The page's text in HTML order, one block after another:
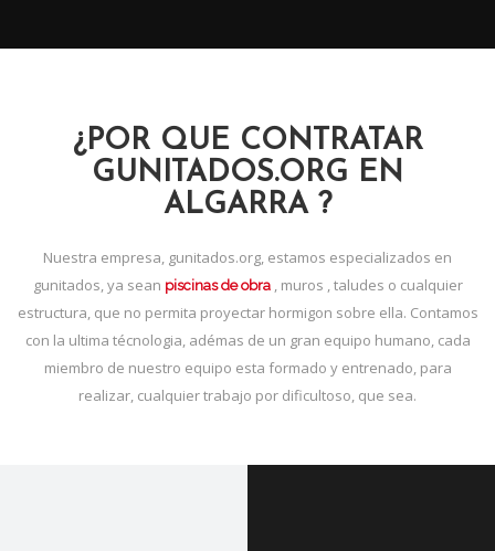
¿POR QUE CONTRATAR
GUNITADOS.ORG EN
ALGARRA ?
Nuestra empresa, gunitados.org, estamos especializados en
gunitados, ya sean piscinas de obra, muros , taludes o cualquier
estructura, que no permita proyectar hormigon sobre ella. Contamos
con la ultima técnologia, adémas de un gran equipo humano, cada
miembro de nuestro equipo esta formado y entrenado, para
realizar, cualquier trabajo por dificultoso, que sea.